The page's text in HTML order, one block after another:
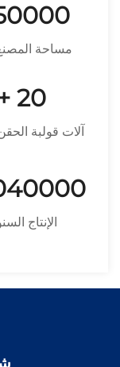
مساحة المصنع
20
آلات قولبة
الإنتاج